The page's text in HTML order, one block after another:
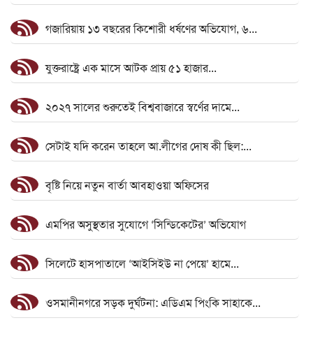
গজারিয়ায় ১৩ বছরের কিশোরী ধর্ষণের অভিযোগ, ৬...
যুক্তরাষ্ট্রে এক মাসে আটক প্রায় ৫১ হাজার...
২০২৭ সালের শুরুতেই বিশ্ববাজারে স্বর্ণের দামে...
সেটাই যদি করেন তাহলে আ.লীগের দোষ কী ছিল:...
বৃষ্টি নিয়ে নতুন বার্তা আবহাওয়া অফিসের
এমপির অসুস্থতার সুযোগে ‘সিন্ডিকেটের’ অভিযোগ
সিলেটে হাসপাতালে ‘আইসিইউ না পেয়ে’ হামে...
ওসমানীনগরে সড়ক দুর্ঘটনা: এডিএম পিংকি সাহাকে...